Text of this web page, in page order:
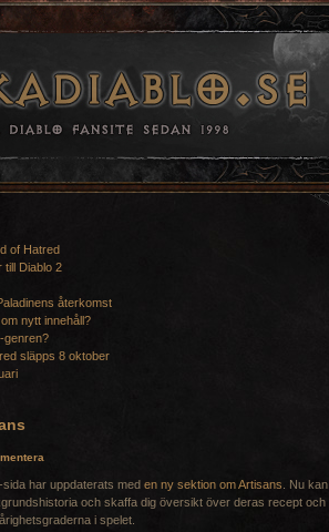
of Hatred
till Diablo 2
återkomst
nytt innehåll?
genren?
släpps 8 oktober
har uppdaterats med en ny sektion om Artisans . Nu kan
och skaffa dig översikt över deras recept och
i spelet.